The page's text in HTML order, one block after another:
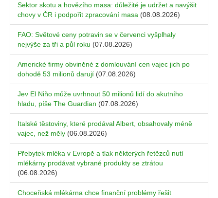
Sektor skotu a hovězího masa: důležité je udržet a navýšit
chovy v ČR i podpořit zpracování masa (08.08.2026)
FAO: Světové ceny potravin se v červenci vyšplhaly
nejvýše za tři a půl roku (07.08.2026)
Americké firmy obviněné z domlouvání cen vajec jich po
dohodě 53 milionů darují (07.08.2026)
Jev El Niňo může uvrhnout 50 milionů lidí do akutního
hladu, píše The Guardian (07.08.2026)
Italské těstoviny, které prodával Albert, obsahovaly méně
vajec, než měly (06.08.2026)
Přebytek mléka v Evropě a tlak některých řetězců nutí
mlékárny prodávat vybrané produkty se ztrátou
(06.08.2026)
Choceňská mlékárna chce finanční problémy řešit